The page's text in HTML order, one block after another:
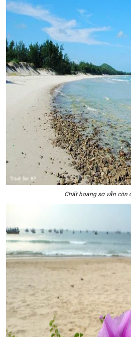
Chất hoang sơ vẫn còn